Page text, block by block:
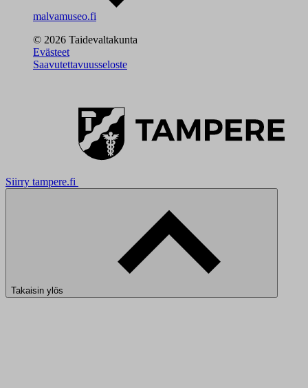
malvamuseo.fi
© 2026 Taidevaltakunta
Evästeet
Saavutettavuusseloste
Siirry tampere.fi
Takaisin ylös